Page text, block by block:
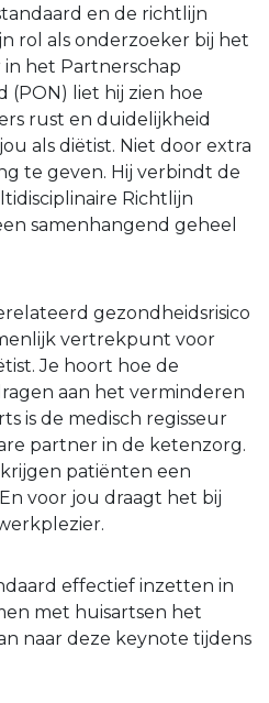
en de richtlijn
rol als onderzoeker bij het
in het Partnerschap
liet hij zien hoe
rust en duidelijkheid
als diëtist. Niet door extra
te geven. Hij verbindt de
Richtlijn
samenhangend geheel
gezondheidsrisico
vertrekpunt voor
Je hoort hoe de
aan het verminderen
is de medisch regisseur
partner in de ketenzorg.
patiënten een
voor jou draagt het bij
effectief inzetten in
met huisartsen het
naar deze keynote tijdens